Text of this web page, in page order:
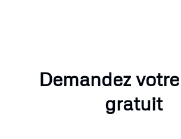
Demandez
gratuit